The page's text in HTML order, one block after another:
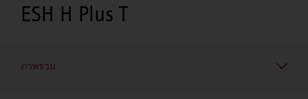
ESH H Plus T
ภาพรวม